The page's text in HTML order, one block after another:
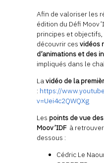
Afin de valoriser les
édition du Défi
principes et
découvrir ces vidéos
d’animations et des
impliqués dans le
Lavidéo de la
: https://
v=Uei4c2QWQXg
Les points de vue
Moov’IDFà retrouver
dessous :
Cédric Le